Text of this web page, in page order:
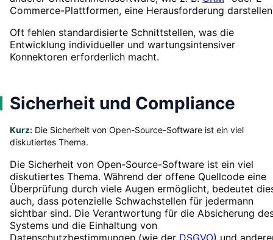
Commerce-Plattformen, eine Herausforderung
Oft fehlen standardisierte Schnittstellen, was die
Entwicklung individueller und wartungsintensiver
Konnektoren erforderlich macht.
Sicherheit und Compliance
Kurz: Die Sicherheit von Open-Source-Software ist ein viel
diskutiertes Thema.
Die Sicherheit von Open-Source-Software ist ein viel
diskutiertes Thema. Während der offene Quellcode eine
Überprüfung durch viele Augen ermöglicht, bedeutet
auch, dass potenzielle Schwachstellen für jedermann
sichtbar sind. Die Verantwortung für die Absicherung
Systems und die Einhaltung von
Datenschutzbestimmungen (wie der DSGVO) und